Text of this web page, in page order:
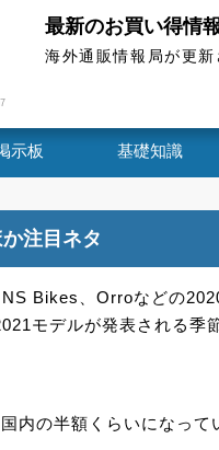
通販情報局
FELT、NS Bikes、Orroなど
示板 基礎知識
注目ネタ
Bikes、Orroなどの
モデルが発表される季
内の半額くらいになって
最新のお買い得情
海外通販情報局が更